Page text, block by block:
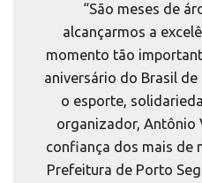
“São meses de
alcançarmos a
momento tão
aniversário do Brasil
o esporte,
organizador, Antônio
confiança dos mais de
Prefeitura de Porto